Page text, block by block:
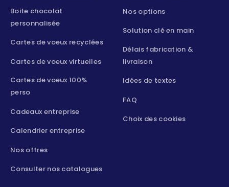
Boite chocolat
personnalisée
Cartes de voeux recyclées
Cartes de voeux virtuelles
Cartes de voeux 100%
perso
Cadeaux entreprise
Calendrier entreprise
Nos offres
Consulter nos catalogues
Nos options
Solution clé en main
Délais fabrication &
livraison
Idées de textes
FAQ
Choix des cookies